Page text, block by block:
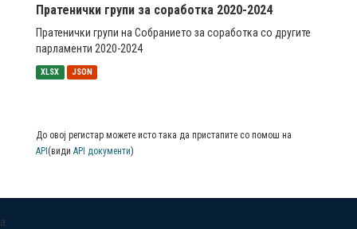
Пратенички групи за соработка 2020-2024
Пратенички групи на Собранието за соработка со другите
парламенти 2020-2024
XLSX JSON
До овој регистар можете исто така да пристапите со помош на
API (види API документи)
a